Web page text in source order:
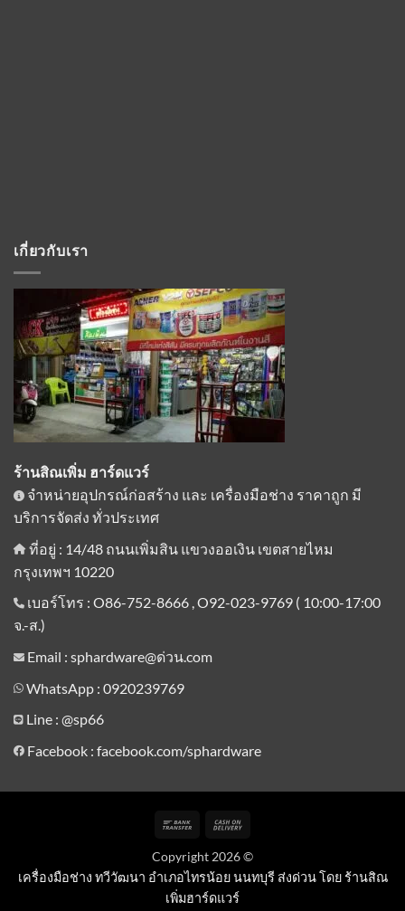
เกี่ยวกับเรา
ร้านสิณเพิ่ม ฮาร์ดแวร์
จำหน่ายอุปกรณ์ก่อสร้าง และ เครื่องมือช่าง ราคาถูก มี
บริการจัดส่ง ทั่วประเทศ
ที่อยู่ : 14/48 ถนนเพิ่มสิน แขวงออเงิน เขตสายไหม
กรุงเทพฯ 10220
เบอร์โทร : O86-752-8666 , O92-023-9769 ( 10:00-17:00
จ.-ส.)
Email : sphardware@ด่วน.com
WhatsApp : 0920239769
Line : @sp66
Facebook : facebook.com/sphardware
Bank
Delivery
Copyright 2026 ©
เครื่องมือช่าง ทวีวัฒนา อำเภอไทรน้อย นนทบุรี ส่งด่วน โดย ร้านสิณ
เพิ่มฮาร์ดแวร์